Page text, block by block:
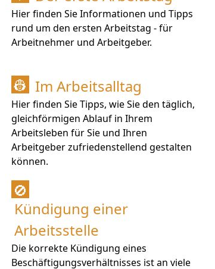
Hier finden Sie Informationen und Tipps
rund um den ersten Arbeitstag - für
Arbeitnehmer und Arbeitgeber.
👷 Im Arbeitsalltag
Hier finden Sie Tipps, wie Sie den täglich,
gleichförmigen Ablauf in Ihrem
Arbeitsleben für Sie und Ihren
Arbeitgeber zufriedenstellend gestalten
können.
🚫
Kündigung einer
Arbeitsstelle
Die korrekte Kündigung eines
Beschäftigungsverhältnisses ist an viele